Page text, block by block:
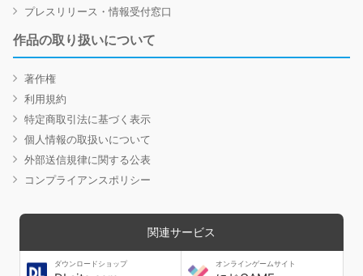
プレスリリース・情報受付窓口
作品の取り扱いについて
著作権
利用規約
特定商取引法に基づく表示
個人情報の取扱いについて
外部送信規律に関する公表
コンプライアンスポリシー
関連サービス
ダウンロードショップ オンラインゲームサイト